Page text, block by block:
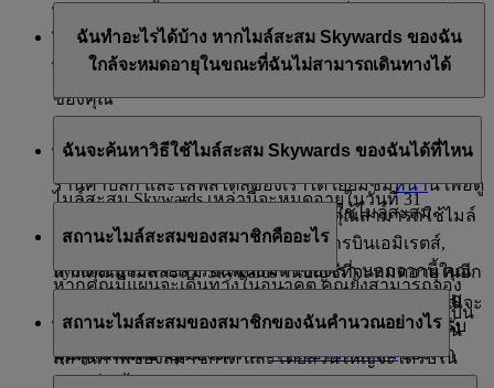
ได้แก่ สายการบิน ธนาคาร บริษัทเช่ารถ โรงแรม และ
แบรนด์ไลฟ์สไตล์ต่าง ๆ
ภายในปีปฏิทินที่ไมล์สะสม Skywards กำลังจะหมดอายุลง
ไมล์สะสมจะถูกตัดออกจากบัญชีของคุณเมื่อสิ้นเดือนเกิด
ของคุณ
ตัวอย่างเช่น หากคุณได้รับไมล์สะสม Skywards ในเดือน
ไมล์สะสม Skywards เหล่านี้จะหมดอายุในวันที่ 31
สิงหาคม 2022
หากคุณมีไมล์สะสม Skywards ในบัญชีที่จะหมดอายุในอีก
12 เดือนข้างหน้า คุณสามารถตั้งข้อความอัตโนมัติจาก
หน้าบัญชีของฉัน เพื่อเตือนว่าไมล์สะสม Skywards ของ
คุณใกล้หมดอายุเมื่อใด
ฉันทำอะไรได้บ้าง หากไมล์สะสม Skywards ของฉัน
ใกล้จะหมดอายุในขณะที่ฉันไม่สามารถเดินทางได้
ไมล์สะสม Skywards แลกรับรางวัลจากพันธมิตรโรงแรม
ร้านค้าปลีก และไลฟ์สไตล์ของเราได้ เยี่ยมชมหน้านี้ เพื่อดู
รายชื่อพันธมิตรทั้งหมดที่คุณสามารถใช้ไมล์สะสม
Skywards เพื่อสิทธิประโยชน์สูงสุด
หากคุณมีแผนจะเดินทางในอนาคต คุณยังสามารถจอง
เที่ยวบินกับสายการบินเอมิเรตส์, flydubai และสายการบิน
ฉันจะค้นหาวิธีใช้ไมล์สะสม Skywards ของฉันได้ที่ไหน
มีวิธีใช้ไมล์สะสม Skywards มากมาย คุณสามารถใช้ไมล์
สะสม Skywards กับเที่ยวบินของสายการบินเอมิเรตส์,
flydubai และสายการบินพันธมิตรของเรา นอกจากนี้ คุณ
ยังสามารถใช้ไมล์สะสม Skywards กับพันธมิตรโรงแรม
และร้านค้าปลีกและไลฟ์สไตล์ของเราได้เช่นกัน สำหรับ
ข้อมูลเพิ่มเติม โปรดไปที่หน้าการใช้ไมล์สะสมของเรา
สถานะไมล์สะสมของสมาชิกคืออะไร
เพื่อซื้อรางวัล คุณจะ
ได้รับสถานะไมล์สะสมของสมาชิกเพื่อช่วยให้คุณเลื่อน
สถานภาพของสมาชิกได้ และโดยส่วนใหญ่จะได้รับใน
สถานะไมล์สะสมของสมาชิกของฉันคำนวณอย่างไร